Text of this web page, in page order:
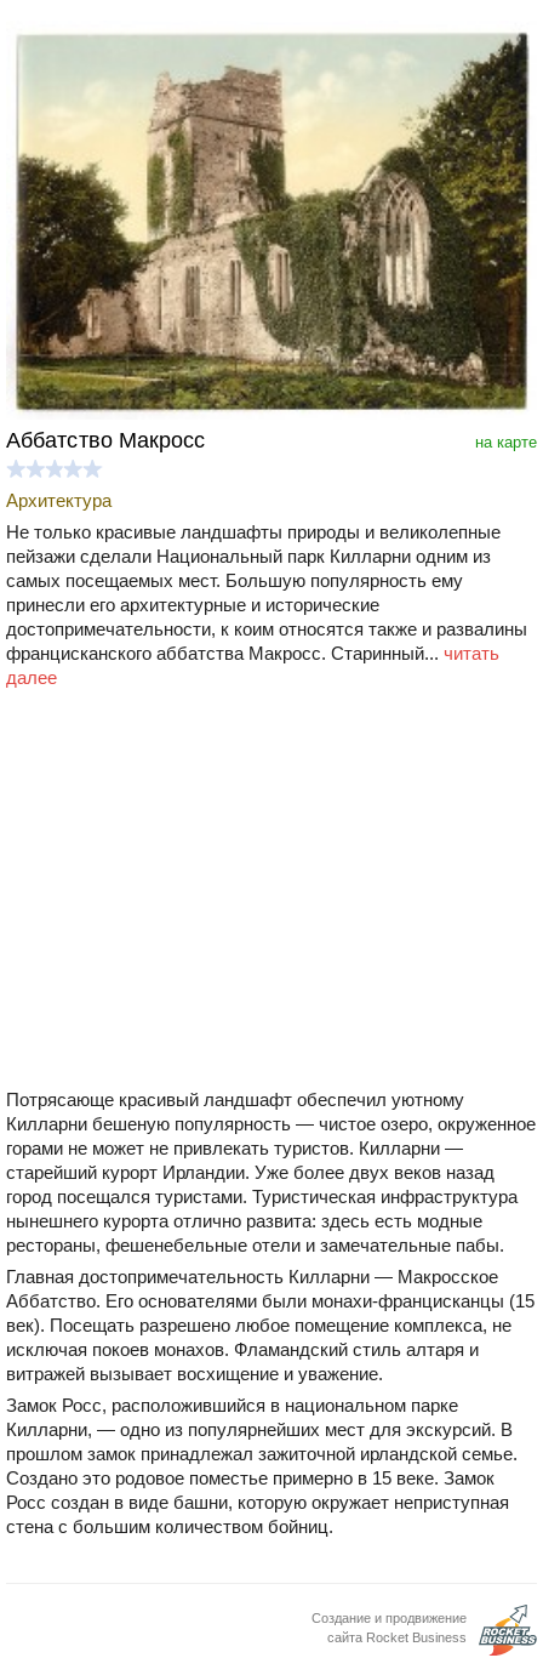
на карте
Аббатство Макросс
Архитектура
Не только красивые ландшафты природы и великолепные
пейзажи сделали Национальный парк Килларни одним из
самых посещаемых мест. Большую популярность ему
принесли его архитектурные и исторические
достопримечательности, к коим относятся также и развалины
францисканского аббатства Макросс. Старинный... читать
далее
Потрясающе красивый ландшафт обеспечил уютному
Килларни бешеную популярность — чистое озеро, окруженное
горами не может не привлекать туристов. Килларни —
старейший курорт Ирландии. Уже более двух веков назад
город посещался туристами. Туристическая инфраструктура
нынешнего курорта отлично развита: здесь есть модные
рестораны, фешенебельные отели и замечательные пабы.
Главная достопримечательность Килларни — Макросское
Аббатство. Его основателями были монахи-францисканцы (15
век). Посещать разрешено любое помещение комплекса, не
исключая покоев монахов. Фламандский стиль алтаря и
витражей вызывает восхищение и уважение.
Замок Росс, расположившийся в национальном парке
Килларни, — одно из популярнейших мест для экскурсий. В
прошлом замок принадлежал зажиточной ирландской семье.
Создано это родовое поместье примерно в 15 веке. Замок
Росс создан в виде башни, которую окружает неприступная
стена с большим количеством бойниц.
Создание и продвижение
сайта Rocket Business